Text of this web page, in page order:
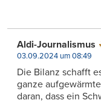
Aldi-Journalismus
03.09.2024 um 08:49
Die Bilanz schafft
ganze
daran, dass ein